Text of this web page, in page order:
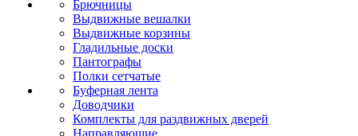
Брючницы
Выдвижные вешалки
Выдвижные корзины
Гладильные доски
Пантографы
Полки сетчатые
Буферная лента
Доводчики
Комплекты для раздвижных дверей
Направляющие